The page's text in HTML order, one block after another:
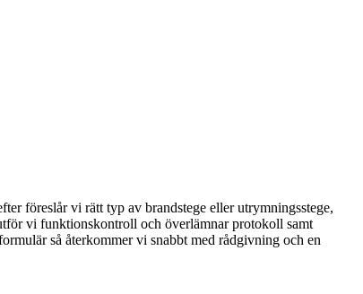
föreslår vi rätt typ av brandstege eller utrymningsstege,
vi funktionskontroll och överlämnar protokoll samt
så återkommer vi snabbt med rådgivning och en